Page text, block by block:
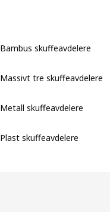
Bambus skuffeavdelere
Massivt tre skuffeavdelere
Metall skuffeavdelere
Plast skuffeavdelere